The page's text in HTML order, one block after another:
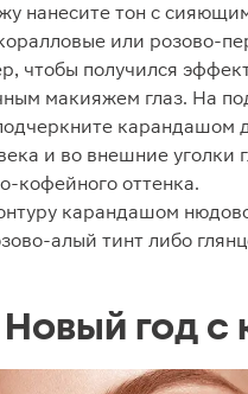
нанесите тон с
или розово-
чтобы получился
макияжем глаз. На
карандашом
и во внешние уголки
кофейного оттенка.
карандашом
алый тинт либо
год с